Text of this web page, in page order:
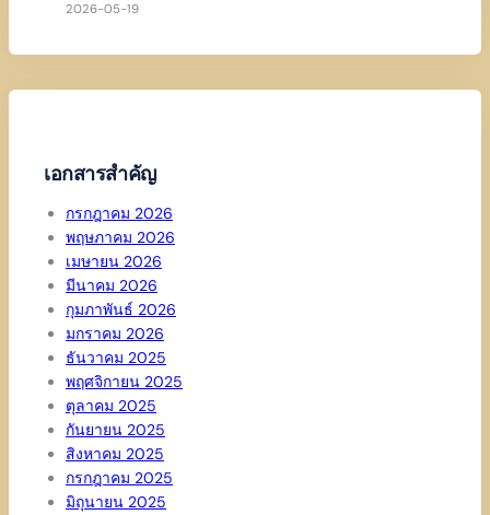
2026-05-19
เอกสารสำคัญ
กรกฎาคม 2026
พฤษภาคม 2026
เมษายน 2026
มีนาคม 2026
กุมภาพันธ์ 2026
มกราคม 2026
ธันวาคม 2025
พฤศจิกายน 2025
ตุลาคม 2025
กันยายน 2025
สิงหาคม 2025
กรกฎาคม 2025
มิถุนายน 2025